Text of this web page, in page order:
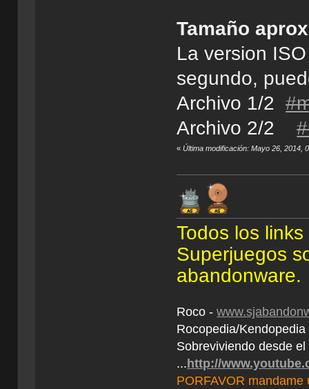
Tamaño
La version
segundo,
Archivo 1/2
Archivo 2/2
«Última modificación: Mayo 26, 2014,
Todos los
Superjuegos
abandonware.
Roco -
Rocopedia/Kendopedia
Sobreviviendo desde
... http://
PORFAVOR